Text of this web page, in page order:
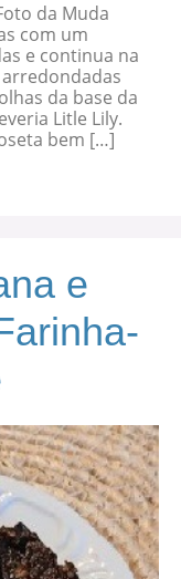
da Muda
com um
e continua na
da base da
Litle Lily.
bem […]
e